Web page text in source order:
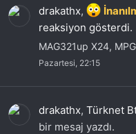
drakathx,
reaksiyon gösterdi.
MAG321up X24,
Pazartesi, 22:15
drakathx, Türknet
bir mesaj yazdı.